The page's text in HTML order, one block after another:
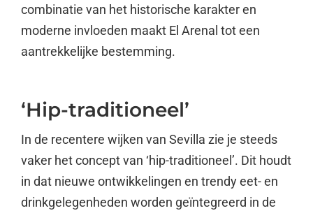
combinatie van het historische karakter en
moderne invloeden maakt El Arenal tot een
aantrekkelijke bestemming.
‘Hip-traditioneel’
In de recentere wijken van Sevilla zie je steeds
vaker het concept van ‘hip-traditioneel’. Dit houdt
in dat nieuwe ontwikkelingen en trendy eet- en
drinkgelegenheden worden geïntegreerd in de